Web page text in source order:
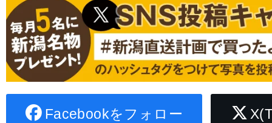
Facebookをフォロー